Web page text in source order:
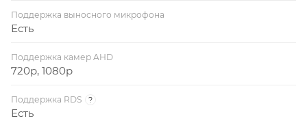
Поддержка выносного микрофона
Есть
Поддержка камер AHD
720p, 1080p
Поддержка RDS ?
Есть